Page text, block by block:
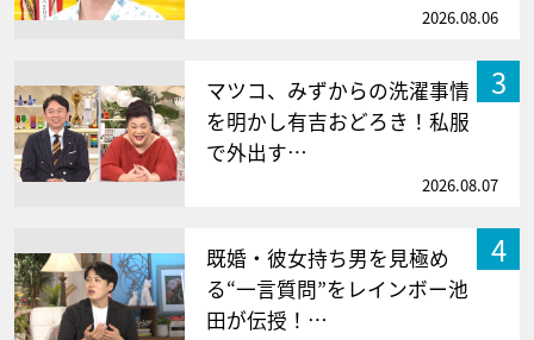
2026.08.06
3
マツコ、みずからの洗濯事情
を明かし有吉おどろき！私服
で外出す…
2026.08.07
4
既婚・彼女持ち男を見極め
る“一言質問”をレインボー池
田が伝授！…